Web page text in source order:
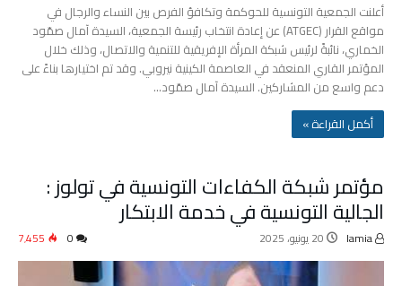
أعلنت الجمعية التونسية للحوكمة وتكافؤ الفرص بين النساء والرجال في
مواقع القرار (ATGEC) عن إعادة انتخاب رئيسة الجمعية، السيدة آمال صمّود
الخماري، نائبةً لرئيس شبكة المرأة الإفريقية للتنمية والاتصال، وذلك خلال
المؤتمر القاري المنعقد في العاصمة الكينية نيروبي. وقد تم اختيارها بناءً على
دعم واسع من المشاركين. السيدة آمال صمّود…
‫أكمل القراءة »‬
مؤتمر شبكة الكفاءات التونسية في تولوز :
الجالية التونسية في خدمة الابتكار
20 يونيو، 2025 7٬455